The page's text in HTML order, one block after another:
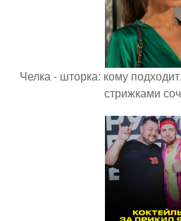
Челка - шторка: кому
стрижками